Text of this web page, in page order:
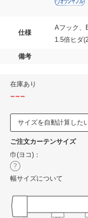
仕様
Aフック、
1.5倍ヒダ
備考
在庫あり
---
サイズを自動計算した
ご注文カーテンサイズ
巾(ヨコ)：
幅サイズについて